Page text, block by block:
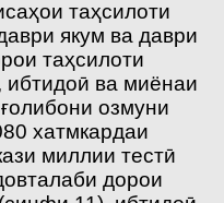
таҳсилоти
якум ва даври
таҳсилоти
ва миёнаи
озмуни
хатмкардаи
миллии тестӣ
дорои